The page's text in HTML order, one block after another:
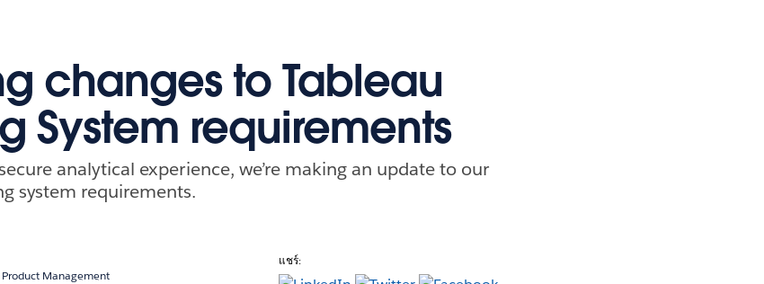
changes to Tableau
System requirements
analytical experience, we’re making an update to our
system requirements.
Management
แชร์: